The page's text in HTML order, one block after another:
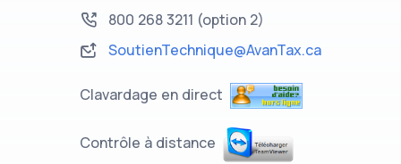
800 268 3211 (option 2)
SoutienTechnique@AvanTax.ca
Clavardage en direct
Contrôle à distance